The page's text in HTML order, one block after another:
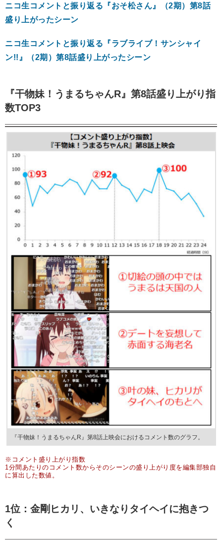
ニコ生コメントと振り返る『おそ松さん』（2期）第8話
盛り上がったシーン
ニコ生コメントと振り返る『ラブライブ！サンシャイ
ン!!』（2期）第8話盛り上がったシーン
『干物妹！うまるちゃんR』第8話盛り上がり指
数TOP3
『干物妹！うまるちゃんR』第8話上映会におけるコメント数のグラフ。
※コメント盛り上がり指数
1分間あたりのコメント数からそのシーンの盛り上がり度を編集部独自
に算出した数値。
1位：金剛ヒカリ、いきなりタイヘイに抱きつ
く